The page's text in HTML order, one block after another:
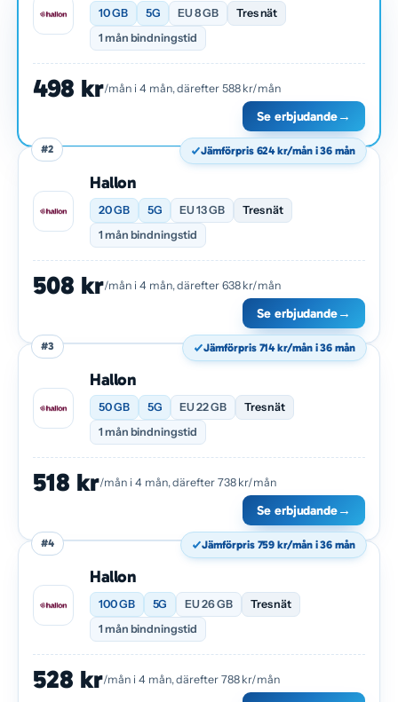
10 GB 5G EU 8 GB
Tres nät
1 mån bindningstid
498 kr/mån i 4 mån, därefter 588 kr/mån
Se erbjudande→
#2
Hallon
20 GB 5G EU 13 GB
Tres nät
1 mån bindningstid
Jämförpris 624 kr/mån i 36 mån
508 kr/mån i 4 mån, därefter 638 kr/mån
Se erbjudande→
#3
Hallon
50 GB 5G EU 22 GB
Tres nät
1 mån bindningstid
Jämförpris 714 kr/mån i 36 mån
518 kr/mån i 4 mån, därefter 738 kr/mån
Se erbjudande→
#4
Hallon
100 GB 5G EU 26 GB
Tres nät
1 mån bindningstid
Jämförpris 759 kr/mån i 36 mån
528 kr/mån i 4 mån, därefter 788 kr/mån